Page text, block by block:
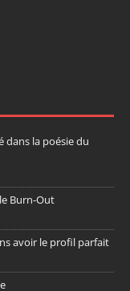
dans la poésie du
Burn-Out
avoir le profil parfait